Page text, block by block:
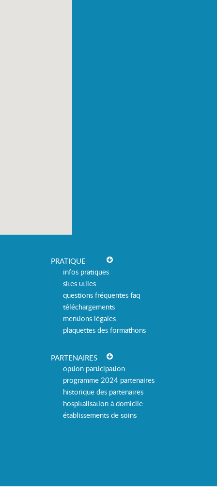
PRATIQUE
infos pratiques
sites utiles
questions fréquentes faq
téléchargements
mentions légales
plaquettes des formathons
PARTENAIRES
option participation
programme 2024 partenaires
historique des partenaires
hospitalisation à domicile
établissements de soins